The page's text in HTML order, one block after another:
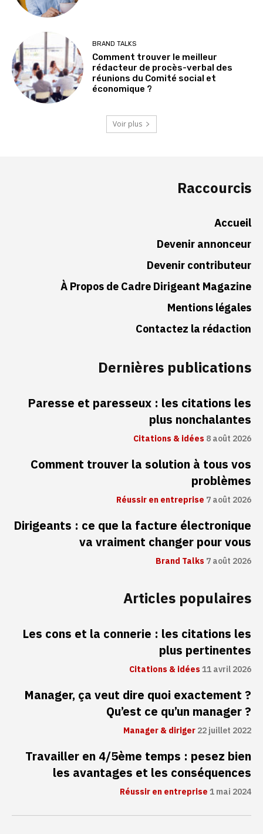
BRAND TALKS
Comment trouver le meilleur
rédacteur de procès-verbal des
réunions du Comité social et
économique ?
Voir plus
Raccourcis
Accueil
Devenir annonceur
Devenir contributeur
À Propos de Cadre Dirigeant Magazine
Mentions légales
Contactez la rédaction
Dernières publications
Paresse et paresseux : les citations les
plus nonchalantes
Citations & idées8 août 2026
Comment trouver la solution à tous vos
problèmes
Réussir en entreprise 7 août 2026
Dirigeants : ce que la facture électronique
va vraiment changer pour vous
Brand Talks7 août 2026
Articles populaires
Les cons et la connerie : les citations les
plus pertinentes
Citations & idées11 avril 2026
Manager, ça veut dire quoi exactement ?
Qu’est ce qu’un manager ?
Manager & diriger22 juillet 2022
Travailler en 4/5ème temps : pesez bien
les avantages et les conséquences
Réussir en entreprise1 mai 2024